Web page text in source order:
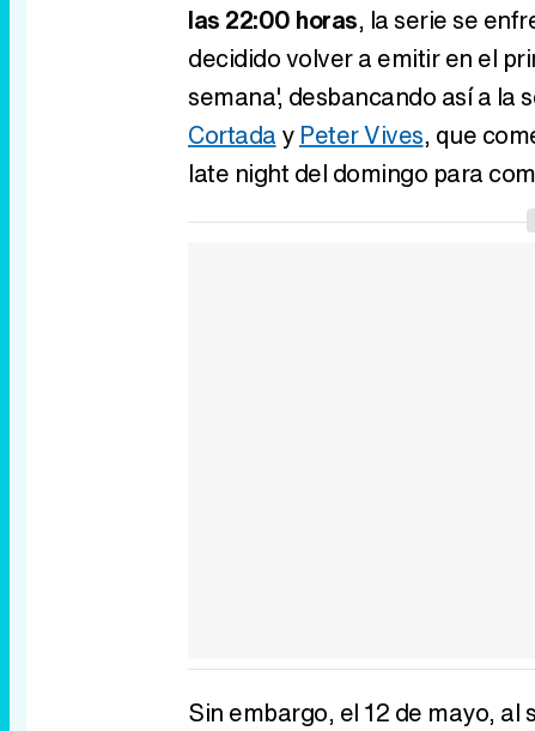
las 22:00 horas, la serie se
decidido volver a emitir en el
semana', desbancando así a la
Cortada y Peter Vives, que
late night del domingo para
Sin embargo, el 12 de mayo, al